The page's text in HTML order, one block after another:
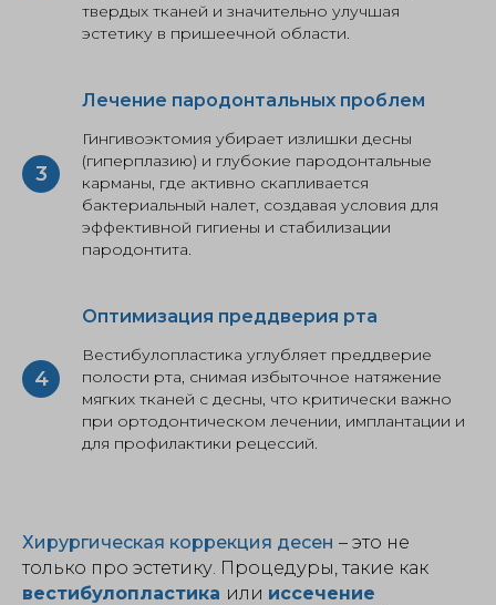
твердых тканей и значительно улучшая
эстетику в пришеечной области.
Лечение пародонтальных проблем
Гингивоэктомия убирает излишки десны
(гиперплазию) и глубокие пародонтальные
карманы, где активно скапливается
бактериальный налет, создавая условия для
эффективной гигиены и стабилизации
пародонтита.
Оптимизация преддверия рта
Вестибулопластика углубляет преддверие
полости рта, снимая избыточное натяжение
мягких тканей с десны, что критически важно
при ортодонтическом лечении, имплантации и
для профилактики рецессий.
Хирургическая коррекция десен – это не
только про эстетику. Процедуры, такие как
вестибулопластика или иссечение